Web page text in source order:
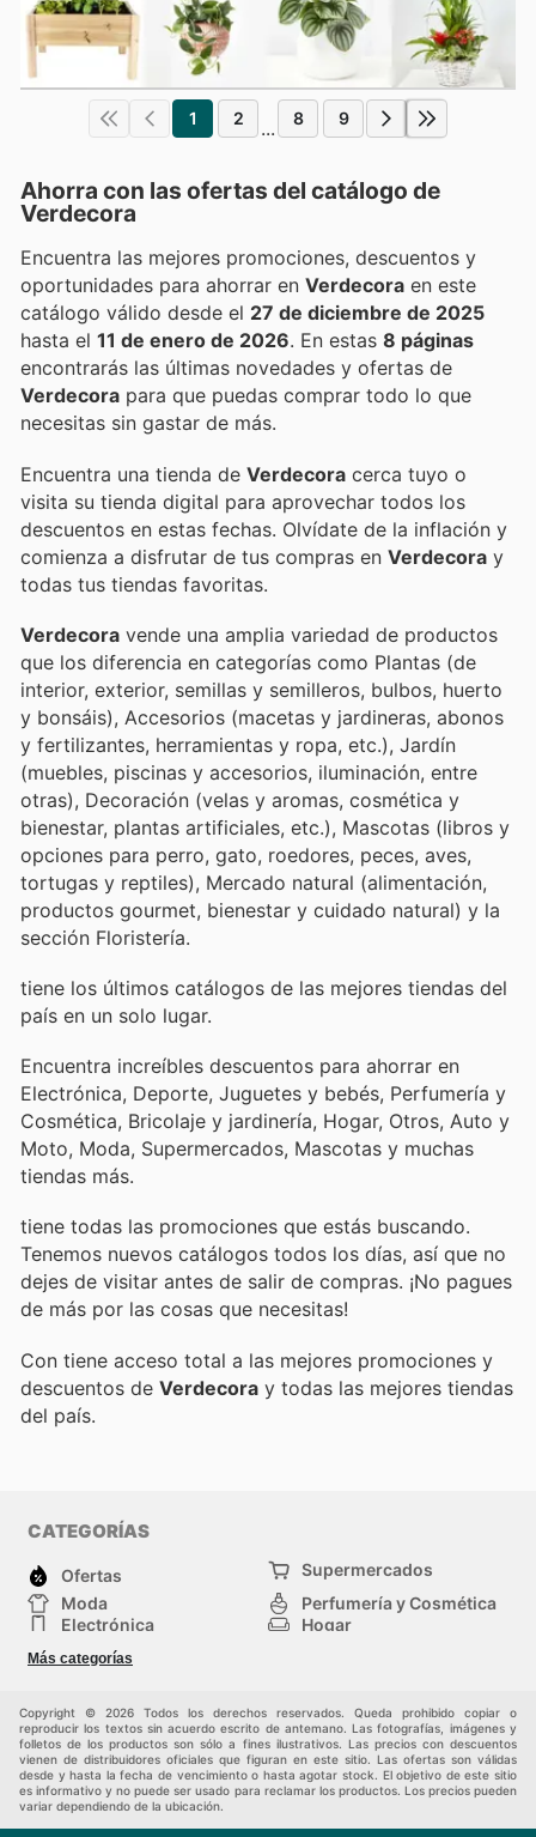
1 2 ... 8 9
Ahorra con las ofertas del catálogo de
Verdecora
Encuentra las mejores promociones, descuentos y
oportunidades para ahorrar en Verdecora en este
catálogo válido desde el 27 de diciembre de 2025
hasta el 11 de enero de 2026 . En estas 8 páginas
encontrarás las últimas novedades y ofertas de
Verdecora para que puedas comprar todo lo que
necesitas sin gastar de más.
Encuentra una tienda de Verdecora cerca tuyo o
visita su tienda digital para aprovechar todos los
descuentos en estas fechas. Olvídate de la inflación y
comienza a disfrutar de tus compras en Verdecora y
todas tus tiendas favoritas.
Verdecora vende una amplia variedad de productos
que los diferencia en categorías como Plantas (de
interior, exterior, semillas y semilleros, bulbos, huerto
y bonsáis), Accesorios (macetas y jardineras, abonos
y fertilizantes, herramientas y ropa, etc.), Jardín
(muebles, piscinas y accesorios, iluminación, entre
otras), Decoración (velas y aromas, cosmética y
bienestar, plantas artificiales, etc.), Mascotas (libros y
opciones para perro, gato, roedores, peces, aves,
tortugas y reptiles), Mercado natural (alimentación,
productos gourmet, bienestar y cuidado natural) y la
sección Floristería.
tiene los últimos catálogos de las mejores tiendas del
país en un solo lugar.
Encuentra increíbles descuentos para ahorrar en
Electrónica, Deporte, Juguetes y bebés, Perfumería y
Cosmética, Bricolaje y jardinería, Hogar, Otros, Auto y
Moto, Moda, Supermercados, Mascotas y muchas
tiendas más.
tiene todas las promociones que estás buscando.
Tenemos nuevos catálogos todos los días, así que no
dejes de visitar antes de salir de compras. ¡No pagues
de más por las cosas que necesitas!
Con tiene acceso total a las mejores promociones y
descuentos de Verdecora y todas las mejores tiendas
del país.
CATEGORÍAS
Ofertas
Supermercados
Moda
Perfumería y Cosmética
Electrónica
Hogar
Deporte
Juguetes y bebés
Más categorías
Copyright © 2026 Todos los derechos reservados. Queda prohibido copiar o
reproducir los textos sin acuerdo escrito de antemano. Las fotografías, imágenes y
folletos de los productos son sólo a fines ilustrativos. Las precios con descuentos
vienen de distribuidores oficiales que figuran en este sitio. Las ofertas son válidas
desde y hasta la fecha de vencimiento o hasta agotar stock. El objetivo de este sitio
es informativo y no puede ser usado para reclamar los productos. Los precios pueden
variar dependiendo de la ubicación.